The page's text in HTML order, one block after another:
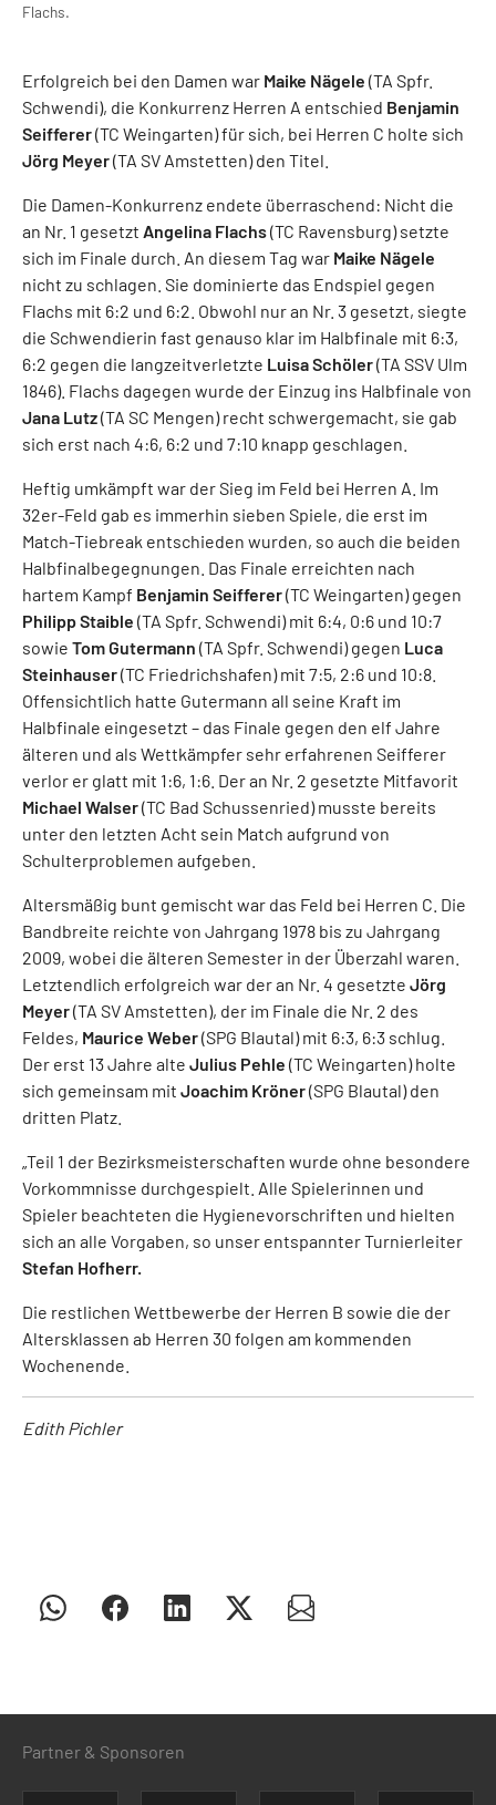
Flachs.
Erfolgreich bei den Damen war Maike Nägele (TA Spfr.
Schwendi), die Konkurrenz Herren A entschied Benjamin
Seifferer(TC Weingarten) für sich, bei Herren C holte sich
Jörg Meyer(TA SV Amstetten) den Titel.
Die Damen-Konkurrenz endete überraschend: Nicht die
an Nr. 1 gesetzt Angelina Flachs(TC Ravensburg) setzte
sich im Finale durch. An diesem Tag war Maike Nägele
nicht zu schlagen. Sie dominierte das Endspiel gegen
Flachs mit 6:2 und 6:2. Obwohl nur an Nr. 3 gesetzt, siegte
die Schwendierin fast genauso klar im Halbfinale mit 6:3,
6:2 gegen die langzeitverletzte Luisa Schöler(TA SSV Ulm
1846). Flachs dagegen wurde der Einzug ins Halbfinale von
Jana Lutz(TA SC Mengen) recht schwergemacht, sie gab
sich erst nach 4:6, 6:2 und 7:10 knapp geschlagen.
Heftig umkämpft war der Sieg im Feld bei Herren A. Im
32er-Feld gab es immerhin sieben Spiele, die erst im
Match-Tiebreak entschieden wurden, so auch die beiden
Halbfinalbegegnungen. Das Finale erreichten nach
hartem Kampf Benjamin Seifferer(TC Weingarten) gegen
Philipp Staible (TA Spfr. Schwendi) mit 6:4, 0:6 und 10:7
sowie Tom Gutermann (TA Spfr. Schwendi) gegen Luca
Steinhauser(TC Friedrichshafen) mit 7:5, 2:6 und 10:8.
Offensichtlich hatte Gutermann all seine Kraft im
Halbfinale eingesetzt – das Finale gegen den elf Jahre
älteren und als Wettkämpfer sehr erfahrenen Seifferer
verlor er glatt mit 1:6, 1:6. Der an Nr. 2 gesetzte Mitfavorit
Michael Walser(TC Bad Schussenried) musste bereits
unter den letzten Acht sein Match aufgrund von
Schulterproblemen aufgeben.
Altersmäßig bunt gemischt war das Feld bei Herren C. Die
Bandbreite reichte von Jahrgang 1978 bis zu Jahrgang
2009, wobei die älteren Semester in der Überzahl waren.
Letztendlich erfolgreich war der an Nr. 4 gesetzte Jörg
Meyer(TA SV Amstetten), der im Finale die Nr. 2 des
Feldes, Maurice Weber(SPG Blautal) mit 6:3, 6:3 schlug.
Der erst 13 Jahre alte Julius Pehle (TC Weingarten) holte
sich gemeinsam mit Joachim Kröner(SPG Blautal) den
dritten Platz.
„Teil 1 der Bezirksmeisterschaften wurde ohne besondere
Vorkommnisse durchgespielt. Alle Spielerinnen und
Spieler beachteten die Hygienevorschriften und hielten
sich an alle Vorgaben, so unser entspannter Turnierleiter
Stefan Hofherr.
Die restlichen Wettbewerbe der Herren B sowie die der
Altersklassen ab Herren 30 folgen am kommenden
Wochenende.
Edith Pichler
Partner & Sponsoren